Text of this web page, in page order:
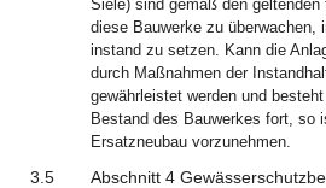
Siele) sind gemäß den
diese Bauwerke zu überwachen,
instand zu setzen. Kann die
durch Maßnahmen der
gewährleistet werden und
Bestand des Bauwerkes fort, so
Ersatzneubau vorzunehmen.
3.5
Abschnitt 4